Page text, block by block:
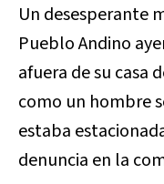
Un desesperante
Pueblo Andino
afuera de su casa
como un hombre
estaba
denuncia en la